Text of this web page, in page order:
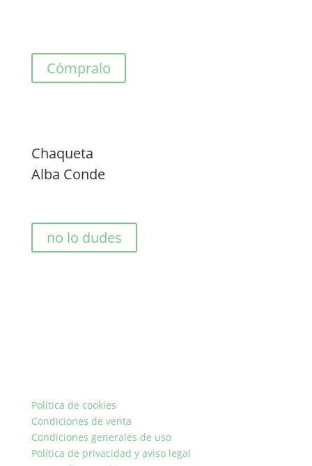
Cómpralo
Chaqueta
Alba Conde
no lo dudes
Política de cookies
Condiciones de venta
Condiciones generales de uso
Política de privacidad y aviso legal